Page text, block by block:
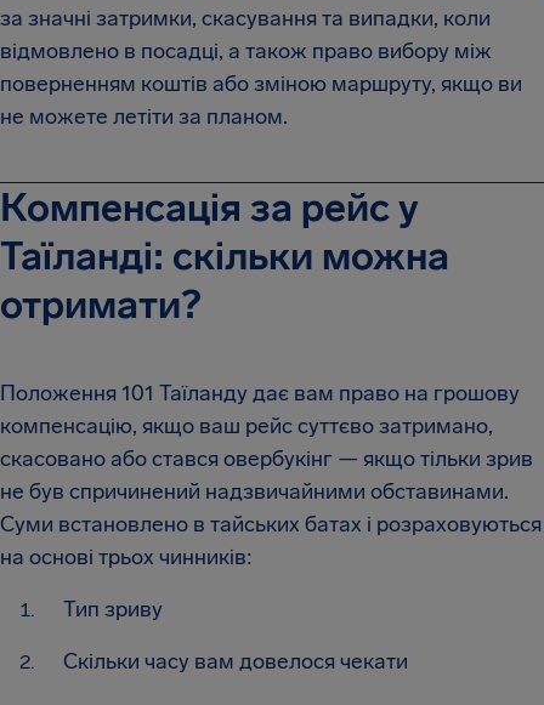
за значні затримки, скасування та випадки, коли
відмовлено в посадці, а також право вибору між
поверненням коштів або зміною маршруту, якщо ви
не можете летіти за планом.
Компенсація за рейс у
Таїланді: скільки можна
отримати?
Положення 101 Таїланду дає вам право на грошову
компенсацію, якщо ваш рейс суттєво затримано,
скасовано або стався овербукінг — якщо тільки зрив
не був спричинений надзвичайними обставинами.
Суми встановлено в тайських батах і розраховуються
на основі трьох чинників:
Тип зриву
Скільки часу вам довелося чекати